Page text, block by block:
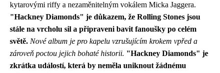
kytarovými riffy a nezaměnitelným vokálem Micka Jaggera.
"Hackney Diamonds" je důkazem, že Rolling Stones jsou
stále na vrcholu sil a připraveni bavit fanoušky po celém
světě. Nové album je pro kapelu vzrušujícím krokem vpřed a
zároveň poctou jejich bohaté historii. "Hackney Diamonds" je
zkrátka událostí, která by neměla uniknout žádnému